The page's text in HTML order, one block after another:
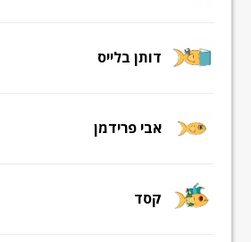
דותן בלייס
אבי פרידמן
קסד